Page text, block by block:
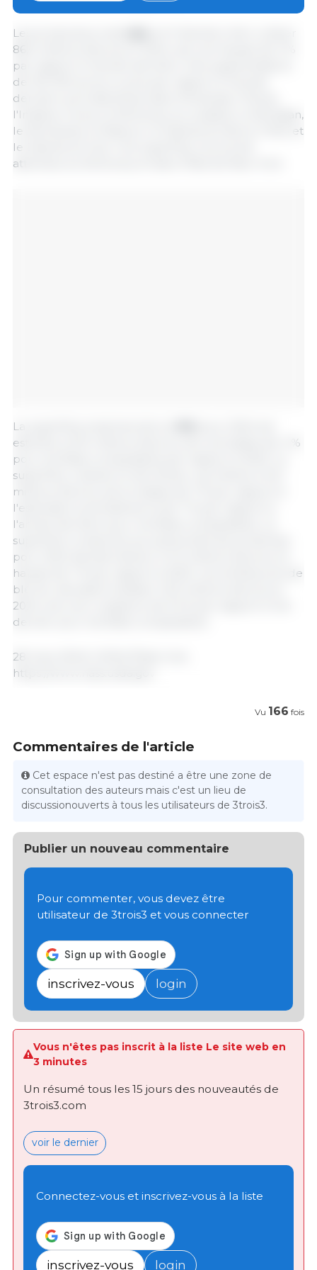
Les producteurs de
86,5 millions d'acres en 2024, soit une hausse de 3 %
par rapport à l'année dernière. Des augmentations
de 100 000 acres ou plus par rapport à l'année
dernière sont attendues dans l'Arkansas, l'Illinois,
l'Indiana, l'Iowa, le Kentucky, la Louisiane, le Michigan,
le Minnesota, le Missouri, le Dakota du Nord, l'Ohio et
le Dakota du Sud. Une superficie record est
attendue au Kentucky et dans l'État de New York.
La superficie ensemencée en
estimée à 47,5 millions d'acres, soit une baisse de 4 %
pour les États comparables par rapport à 2023. La
superficie cultivée en blé d'hiver, qui s'élève à 34,1
millions d'acres, est en baisse de 1 % par rapport à
l'estimation précédente et de 7 % par rapport à
l'année dernière pour les États comparables. La
superficie consacrée aux autres blés de printemps
pour 2024 devrait s'élever à 11,3 millions d'acres, en
hausse de 1 % par rapport à 2023. Les emblavures de
blé dur devraient totaliser 2,03 millions d'acres en
2024, soit une croissance de 22 % par rapport à l'an
dernier pour les États comparables.
28 mars 2024/ USDA/ États-Unis.
https://www.nass.usda.gov
Vu 166 fois
Commentaires de l'article
Cet espace n'est pas destiné a être une zone de
consultation des auteurs mais c'est un lieu de
discussionouverts à tous les utilisateurs de 3trois3.
Publier un nouveau commentaire
Pour commenter, vous devez être
utilisateur de 3trois3 et vous connecter
inscrivez-vous login
Vous n'êtes pas inscrit à la liste Le site web en
3 minutes
Un résumé tous les 15 jours des nouveautés de
3trois3.com
voir le dernier
Connectez-vous et inscrivez-vous à la liste
inscrivez-vous login